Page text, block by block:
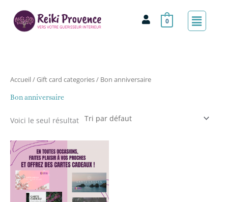
contenu
0 Menu
Accueil/ Gift card categories / Bon anniversaire
Bon anniversaire
Voici le seul résultat
de
prix :
47.00€
500.00€